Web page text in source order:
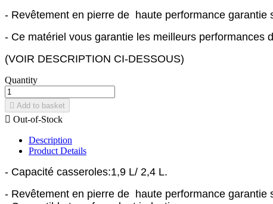
- Revêtement en pierre de haute performance garantie
- Ce matériel vous garantie les meilleurs performances
(VOIR DESCRIPTION CI-DESSOUS)
Quantity
 Add to basket
 Out-of-Stock
Description
Product Details
- Capacité casseroles:1,9 L/ 2,4 L.
- Revêtement en pierre de haute performance garantie